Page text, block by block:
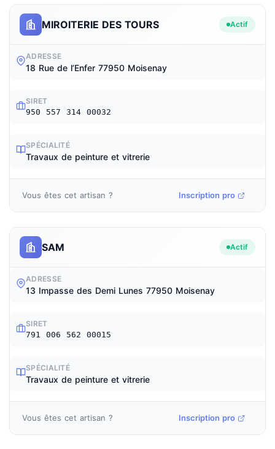
MIROITERIE DES TOURS Actif
ADRESSE
18 Rue de l’Enfer 77950 Moisenay
SIRET
950 557 314 00032
SPÉCIALITÉ
Travaux de peinture et vitrerie
Vous êtes cet artisan ? Inscription pro
SAM Actif
ADRESSE
13 Impasse des Demi Lunes 77950 Moisenay
SIRET
791 006 562 00015
SPÉCIALITÉ
Travaux de peinture et vitrerie
Vous êtes cet artisan ? Inscription pro